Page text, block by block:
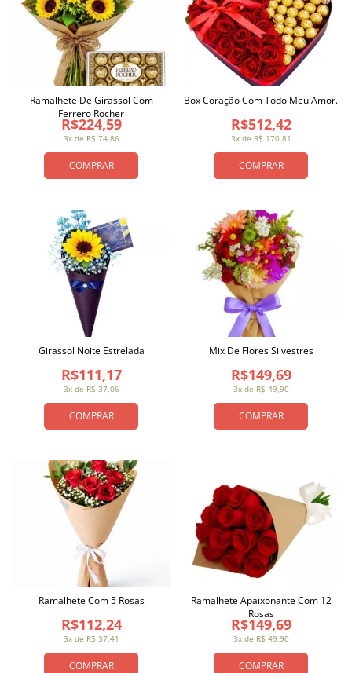
COMPRAR
3x de R$ 74,86
R$224,59
Ramalhete De Girassol Com
Ferrero Rocher
COMPRAR
3x de R$ 170,81
R$512,42
Box Coração Com Todo Meu Amor.
COMPRAR
3x de R$ 37,06
R$111,17
Girassol Noite Estrelada
COMPRAR
3x de R$ 49,90
R$149,69
Mix De Flores Silvestres
COMPRAR
3x de R$ 37,41
R$112,24
Ramalhete Com 5 Rosas
COMPRAR
3x de R$ 49,90
R$149,69
Ramalhete Apaixonante Com 12
Rosas